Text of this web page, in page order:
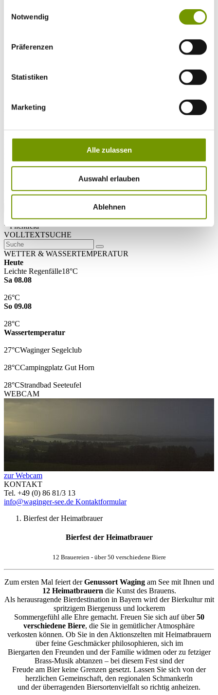
Notwendig
Präferenzen
Statistiken
Marketing
Alle zulassen
Auswahl erlauben
Ablehnen
UNTERKÜNFTE
Anreise*
Kinder
Alter Kind 1
Alter Kind 3
Alter Kind 4
* Plichtfeld
VOLLTEXTSUCHE
WETTER & WASSERTEMPERATUR
Heute
Leichte Regenfälle18°C
Sa 08.08
26°C
So 09.08
28°C
Wassertemperatur
27°CWaginger Segelclub
28°CCampingplatz Gut Horn
28°CStrandbad Seeteufel
WEBCAM
zur Webcam
KONTAKT
Tel. +49 (0) 86 81/3 13
info@waginger-see.de Kontaktformular
Bierfest der Heimatbrauer
Bierfest der Heimatbrauer
12 Brauereien - über 50 verschiedene Biere
Zum ersten Mal feiert derGenussort Waging am See mit Ihnen und
12 Heimatbrauern die Kunst des Brauens.
Als herausragende Bierdestination in Bayern wird der Bierkultur mit
spritzigem Biergenuss und lockerem
Sommergefühl alle Ehre gemacht. Freuen Sie sich auf über50
verschiedene Biere, die Sie in gemütlicher Atmosphäre
verkosten können. Ob Sie in den Aktionszelten mit Heimatbrauern
über feine Geschmäcker philosophieren, sich im
Biergarten den Freunden und der Familie widmen oder zu fetziger
Brass-Musik abtanzen – bei diesem Fest sind der
Freude am Bier keine Grenzen gesetzt. Lassen Sie sich von der
herzlichen Gemeinschaft, den regionalen Schmankerln
und der überragenden Biersortenvielfalt so richtig anheizen.